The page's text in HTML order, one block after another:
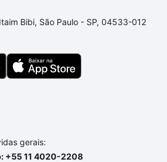
dúvida dos custos envolvidos
veja em nosso portal
um apartamento
o imóvel dos seus sonhos
Loft, com você até as
Bibi, São Paulo - SP, 04533-012
gerais:
+55 11 4020-2208